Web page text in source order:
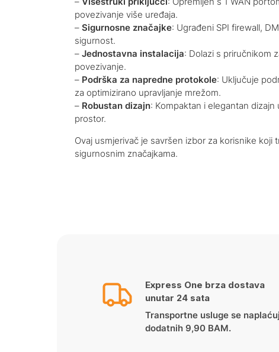
povezivanje više uređaja.
– Sigurnosne značajke: Ugrađeni SPI firewall,
sigurnost.
– Jednostavna instalacija: Dolazi s priručnikom
povezivanje.
– Podrška za napredne protokole: Uključuje
za optimizirano upravljanje mrežom.
– Robustan dizajn: Kompaktan i elegantan
prostor.
Ovaj usmjerivač je savršen izbor za korisnike
sigurnosnim značajkama.
Express One brza dostava
unutar 24 sata
Transportne usluge se
dodatnih 9,90 BAM.